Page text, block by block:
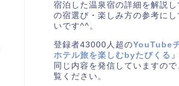
宿泊した温泉宿の詳細を解説
の宿選び・楽しみ方の参考に
いです^^。
登録者43000人超のYouTube
ホテル旅を楽しむbyたびくる」
同じ内容を発信していますの
覧ください。